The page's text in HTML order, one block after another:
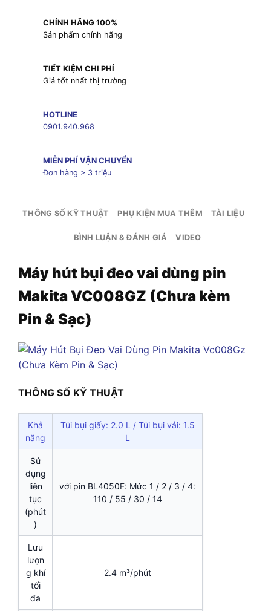
CHÍNH HÃNG 100%
Sản phẩm chính hãng
TIẾT KIỆM CHI PHÍ
Giá tốt nhất thị trường
HOTLINE
0901.940.968
MIỄN PHÍ VẬN CHUYỂN
Đơn hàng > 3 triệu
THÔNG SỐ KỸ THUẬT PHỤ KIỆN MUA THÊM TÀI LIỆU
BÌNH LUẬN & ĐÁNH GIÁ VIDEO
Máy hút bụi đeo vai dùng pin
Makita VC008GZ (Chưa kèm
Pin & Sạc)
THÔNG SỐ KỸ THUẬT
Khả
năng
Túi bụi giấy: 2.0 L / Túi bụi vải: 1.5
L
Sử
dụng
liên
tục
(phút
)
với pin BL4050F: Mức 1 / 2 / 3 / 4:
110 / 55 / 30 / 14
Lưu
lượn
g khí
tối
đa
2.4 m³/phút